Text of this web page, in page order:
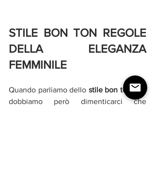
STILE BON TON REGOLE
DELLA ELEGANZA
FEMMINILE
Quando parliamo dello stile bon ton non